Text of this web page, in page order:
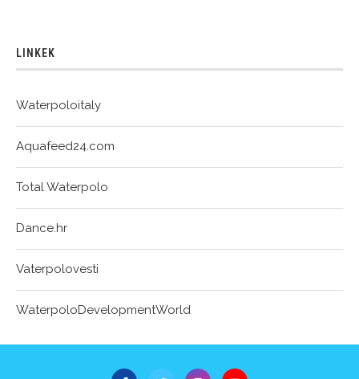
LINKEK
Waterpoloitaly
Aquafeed24.com
Total Waterpolo
Dance.hr
Vaterpolovesti
WaterpoloDevelopmentWorld